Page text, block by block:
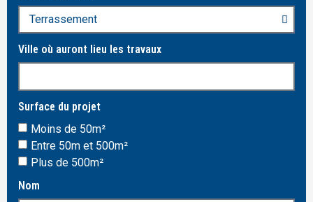
Ville où auront lieu les travaux
Surface du projet
Moins de 50m²
Entre 50m et 500m²
Plus de 500m²
Nom